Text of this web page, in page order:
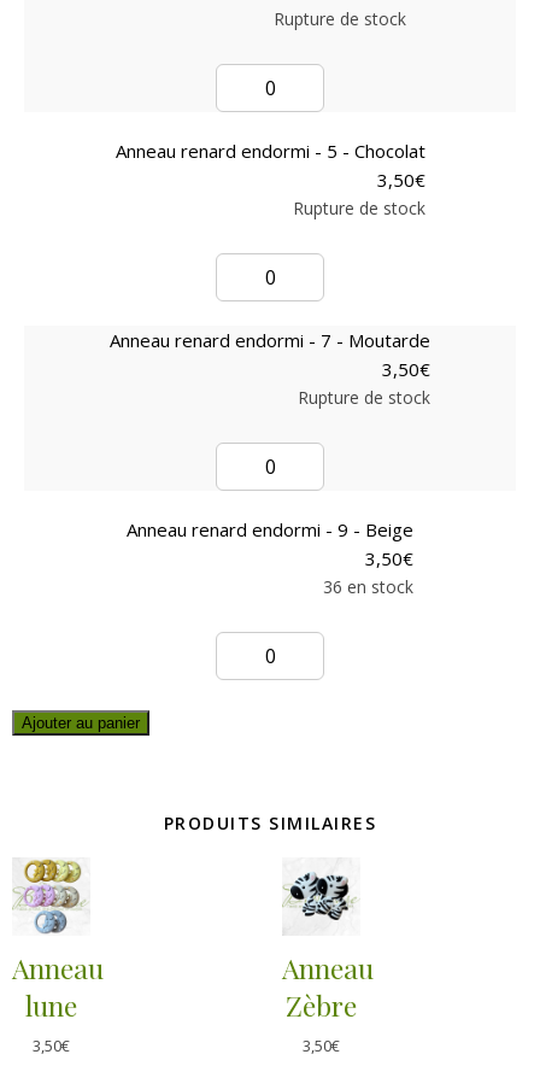
Rupture de stock
Anneau renard endormi - 5 - Chocolat
3,50€
Rupture de stock
Anneau renard endormi - 7 - Moutarde
3,50€
Rupture de stock
Anneau renard endormi - 9 - Beige
3,50€
36 en stock
Ajouter au panier
PRODUITS SIMILAIRES
Anneau
lune
3,50€
Anneau
Zèbre
3,50€